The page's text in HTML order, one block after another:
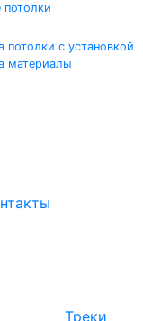
потолки с установкой
материалы
Треки